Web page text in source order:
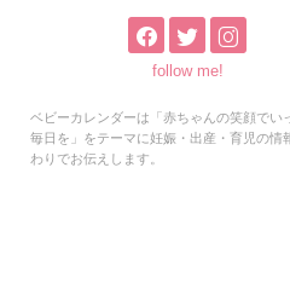
follow me!
ベビーカレンダーは「赤ちゃんの笑顔でい
毎日を」をテーマに妊娠・出産・育児の情
わりでお伝えします。